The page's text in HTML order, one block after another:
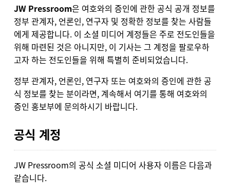
JW Pressroom은 여호와의 증인에 관한 공식 공개 정보를
정부 관계자, 언론인, 연구자 및 정확한 정보를 찾는 사람들
에게 제공합니다. 이 소셜 미디어 계정들은 주로 전도인들을
위해 마련된 것은 아니지만, 이 기사는 그 계정을 팔로우하
고자 하는 전도인들을 위해 특별히 준비되었습니다.
정부 관계자, 언론인, 연구자 또는 여호와의 증인에 관한 공
식 정보를 찾는 분이라면, 계속해서 여기를 통해 여호와의
증인 홍보부에 문의하시기 바랍니다.
공식 계정
JW Pressroom의 공식 소셜 미디어 사용자 이름은 다음과
같습니다.